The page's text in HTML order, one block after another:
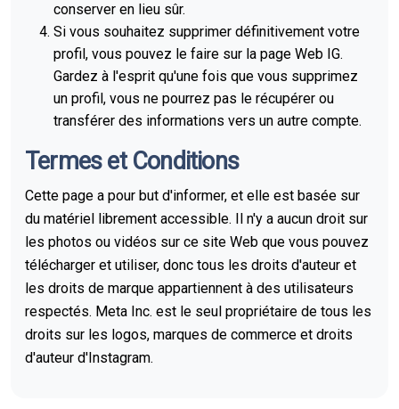
conserver en lieu sûr.
Si vous souhaitez supprimer définitivement votre
profil, vous pouvez le faire sur la page Web IG.
Gardez à l'esprit qu'une fois que vous supprimez
un profil, vous ne pourrez pas le récupérer ou
transférer des informations vers un autre compte.
Termes et Conditions
Cette page a pour but d'informer, et elle est basée sur
du matériel librement accessible. Il n'y a aucun droit sur
les photos ou vidéos sur ce site Web que vous pouvez
télécharger et utiliser, donc tous les droits d'auteur et
les droits de marque appartiennent à des utilisateurs
respectés. Meta Inc. est le seul propriétaire de tous les
droits sur les logos, marques de commerce et droits
d'auteur d'Instagram.